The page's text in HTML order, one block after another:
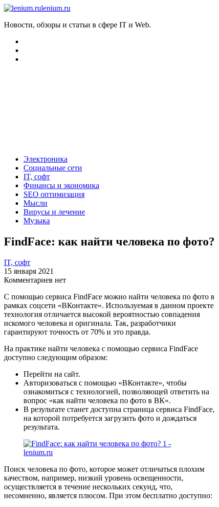
lenium.ru
Новости, обзоры и статьи в сфере IT и Web.
Электроника
Социальные сети
IT, софт
Финансы и экономика
SEO оптимизация
Мысли
Вирусы и лечение
Музыка
FindFace: как найти человека по фото?
IT, софт
15 января 2021
Комментариев нет
С помощью сервиса FindFace можно найти человека по фото в
рамках соцсети «ВКонтакте». Используемая в данном проекте
технология отличается высокой вероятностью совпадения
искомого человека и оригинала. Так, разработчики
гарантируют точность от 70% и это правда.
На практике найти человека с помощью сервиса FindFace
доступно следующим образом:
Перейти на сайт.
Авторизоваться с помощью «ВКонтакте», чтобы
ознакомиться с технологией, позволяющей ответить на
вопрос «как найти человека по фото в ВК».
В результате станет доступна страница сервиса FindFace,
на которой потребуется загрузить фото и дождаться
результата.
Поиск человека по фото, которое может отличаться плохим
качеством, например, низкий уровень освещенности,
осуществляется в течение нескольких секунд, что,
несомненно, является плюсом. При этом бесплатно доступно: